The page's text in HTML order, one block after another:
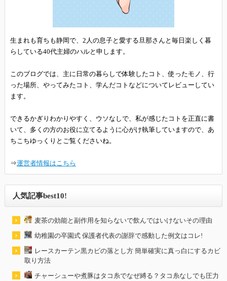
生まれも育ちも静岡で、2人の息子と愛する旦那さんと毎日楽しく暮
らしている40代主婦のハルと申します。
このブログでは、主に日常の暮らしで体験したコト、使ったモノ、行
った場所、やってみたコト、学んだコトなどについてレビューしてい
ます。
できるかぎりわかりやすく、ウソなしで、私が感じたコトを正直に書
いて、多くの方のお役に立てるように心がけ執筆していますので、あ
ちこちゆっくりとご覧くださいね。
⇒運営者情報はこちら
人気記事best10!
麦茶の効能と副作用を知らないで飲んではいけないその理由
幼稚園の卒園式 保護者代表の謝辞で感動した例文はコレ!
レースカーテン黒カビの落とし方 簡単確実に真っ白にするカビ
取り方法
チャーシューや煮豚はタコ糸でなぜ縛る？タコ糸なしでも圧力